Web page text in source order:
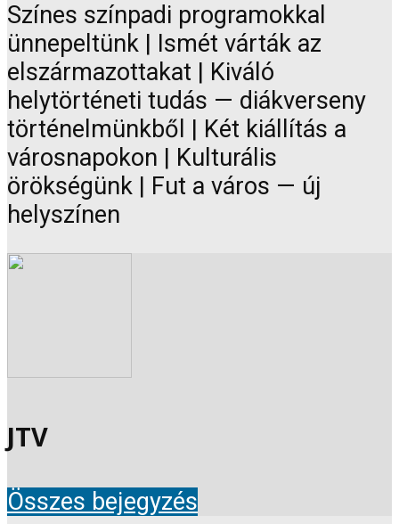
Színes színpadi programokkal
ünnepeltünk | Ismét várták az
elszármazottakat | Kiváló
helytörténeti tudás — diákverseny
történelmünkből | Két kiállítás a
városnapokon | Kulturális
örökségünk | Fut a város — új
helyszínen
JTV
Összes bejegyzés